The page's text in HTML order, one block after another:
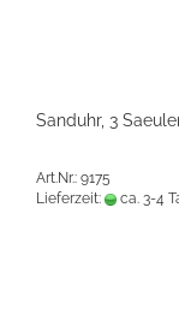
Sanduhr, 3
Art.Nr.: 9175
Lieferzeit:
ca. 3-4